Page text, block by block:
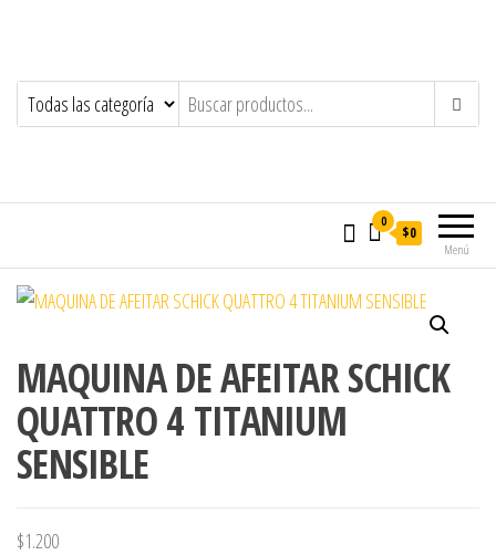
Menú
0
$0
MAQUINA DE AFEITAR SCHICK
QUATTRO 4 TITANIUM
SENSIBLE
$1.200